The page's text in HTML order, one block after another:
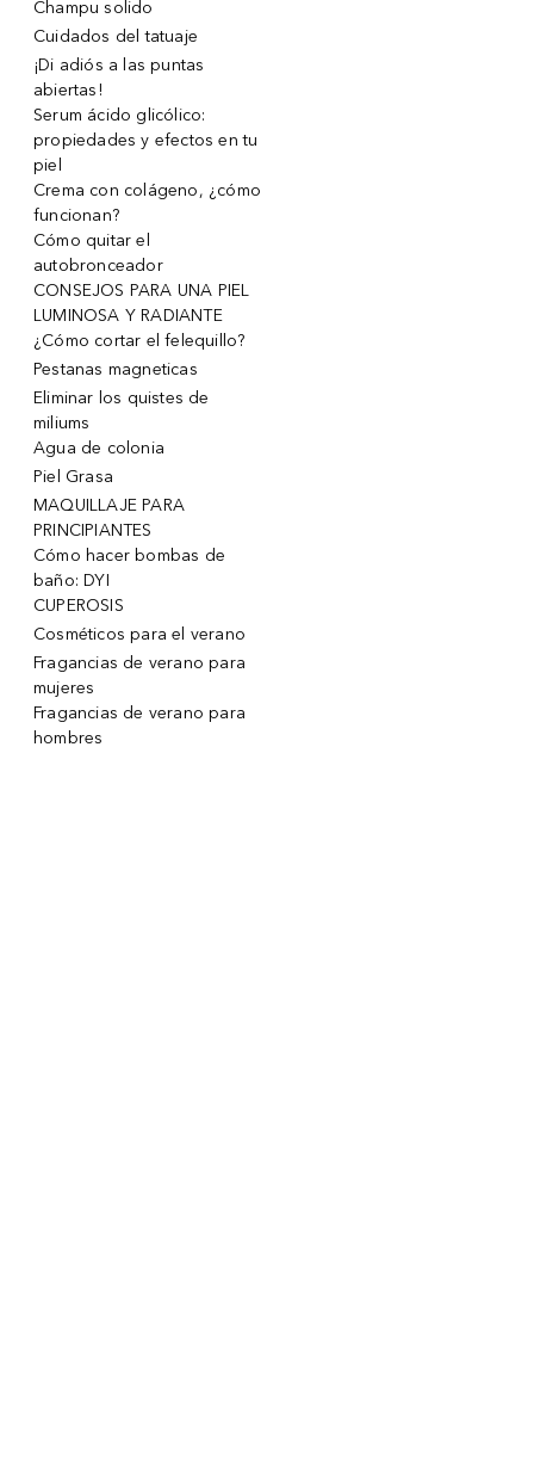
Champu solido
Cuidados del tatuaje
¡Di adiós a las puntas
abiertas!
Serum ácido glicólico:
propiedades y efectos en tu
piel
Crema con colágeno, ¿cómo
funcionan?
Cómo quitar el
autobronceador
CONSEJOS PARA UNA PIEL
LUMINOSA Y RADIANTE
¿Cómo cortar el felequillo?
Pestanas magneticas
Eliminar los quistes de
miliums
Agua de colonia
Piel Grasa
MAQUILLAJE PARA
PRINCIPIANTES
Cómo hacer bombas de
baño: DYI
CUPEROSIS
Cosméticos para el verano
Fragancias de verano para
mujeres
Fragancias de verano para
hombres